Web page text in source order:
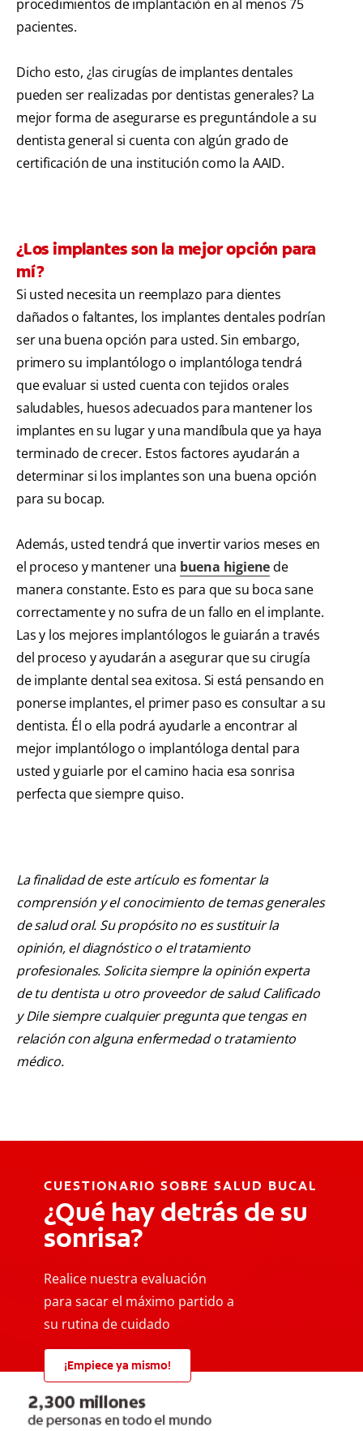
procedimientos de implantación en al menos 75
pacientes.
Dicho esto, ¿las cirugías de implantes dentales
pueden ser realizadas por dentistas generales? La
mejor forma de asegurarse es preguntándole a su
dentista general si cuenta con algún grado de
certificación de una institución como la AAID.
¿Los implantes son la mejor opción para
mí?
Si usted necesita un reemplazo para dientes
dañados o faltantes, los implantes dentales podrían
ser una buena opción para usted. Sin embargo,
primero su implantólogo o implantóloga tendrá
que evaluar si usted cuenta con tejidos orales
saludables, huesos adecuados para mantener los
implantes en su lugar y una mandíbula que ya haya
terminado de crecer. Estos factores ayudarán a
determinar si los implantes son una buena opción
para su bocap.
Además, usted tendrá que invertir varios meses en
el proceso y mantener una buena higienede
manera constante. Esto es para que su boca sane
correctamente y no sufra de un fallo en el implante.
Las y los mejores implantólogos le guiarán a través
del proceso y ayudarán a asegurar que su cirugía
de implante dental sea exitosa. Si está pensando en
ponerse implantes, el primer paso es consultar a su
dentista. Él o ella podrá ayudarle a encontrar al
mejor implantólogo o implantóloga dental para
usted y guiarle por el camino hacia esa sonrisa
perfecta que siempre quiso.
La finalidad de este artículo es fomentar la
comprensión y el conocimiento de temas generales
de salud oral. Su propósito no es sustituir la
opinión, el diagnóstico o el tratamiento
profesionales. Solicita siempre la opinión experta
de tu dentista u otro proveedor de salud Calificado
y Dile siempre cualquier pregunta que tengas en
relación con alguna enfermedad o tratamiento
médico.
CUESTIONARIO SOBRE SALUD BUCAL
¿Qué hay detrás de su
sonrisa?
Realice nuestra evaluación
para sacar el máximo partido a
su rutina de cuidado
¡Empiece ya mismo!